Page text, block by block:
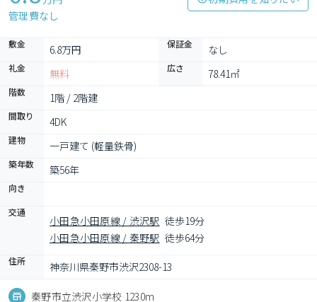
管理費なし
敷金 6.8万円 保証金 なし
礼金 無料 広さ 78.41㎡
階数 1階 / 2階建
間取り 4DK
建物 一戸建て (軽量鉄骨)
築年数 築56年
向き
交通
小田急小田原線 / 渋沢駅 徒歩19分
小田急小田原線 / 秦野駅 徒歩64分
住所 神奈川県秦野市渋沢2308-13
秦野市立渋沢小学校 1230m